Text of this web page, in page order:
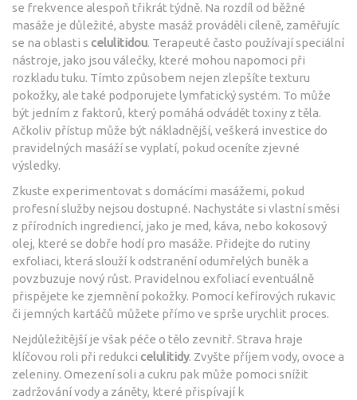
se frekvence alespoň třikrát týdně. Na rozdíl od běžné
masáže je důležité, abyste masáž prováděli cíleně, zaměřujíc
se na oblasti s celulitidou. Terapeuté často používají speciální
nástroje, jako jsou válečky, které mohou napomoci při
rozkladu tuku. Tímto způsobem nejen zlepšíte texturu
pokožky, ale také podporujete lymfatický systém. To může
být jedním z faktorů, který pomáhá odvádět toxiny z těla.
Ačkoliv přístup může být nákladnější, veškerá investice do
pravidelných masáží se vyplatí, pokud oceníte zjevné
výsledky.
Zkuste experimentovat s domácími masážemi, pokud
profesní služby nejsou dostupné. Nachystáte si vlastní směsi
z přírodních ingrediencí, jako je med, káva, nebo kokosový
olej, které se dobře hodí pro masáže. Přidejte do rutiny
exfoliaci, která slouží k odstranění odumřelých buněk a
povzbuzuje nový růst. Pravidelnou exfoliací eventuálně
přispějete ke zjemnění pokožky. Pomocí kefírových rukavic
či jemných kartáčů můžete přímo ve sprše urychlit proces.
Nejdůležitější je však péče o tělo zevnitř. Strava hraje
klíčovou roli při redukci celulitidy. Zvyšte příjem vody, ovoce a
zeleniny. Omezení soli a cukru pak může pomoci snížit
zadržování vody a záněty, které přispívají k